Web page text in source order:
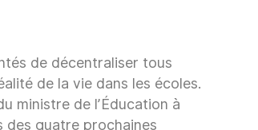
de décentraliser tous
de la vie dans les écoles.
ministre de l’Éducation à
des quatre prochaines